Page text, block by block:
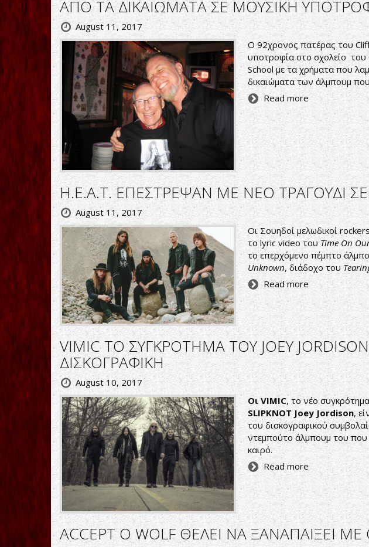
ΑΠΟ ΤΑ ΔΙΚΑΙΩΜΑΤΑ ΣΕ ΜΟΥΣΙΚΗ
August 11, 2017
Ο 92χρονος πατέρας του
υποτροφία στο σχολείο
School με τα χρήματα που
δικαιώματα των άλμπουμ
Read more
H.E.A.T. ΕΠΕΣΤΡΕΨΑΝ ΜΕ ΝΕΟ ΤΡΑΓΟΥΔΙ ΣΕ
August 11, 2017
Οι Σουηδοί μελωδικοί
το lyric video τουTime On
το επερχόμενο πέμπτο
Unknown, διάδοχο του
Read more
VIMIC ΤΟ ΣΥΓΚΡΟΤΗΜΑ ΤΟΥ JOEY
ΔΙΣΚΟΓΡΑΦΙΚΗ
August 10, 2017
ΟιVIMIC, το νέο
SLIPKNOT Joey Jordison,
του δισκογραφικού
ντεμπούτο άλμπουμ του
καιρό.
Read more
ACCEPT O WOLF ΘΕΛΕΙ ΝΑ ΞΑΝΑΠΑΙΞΕΙ